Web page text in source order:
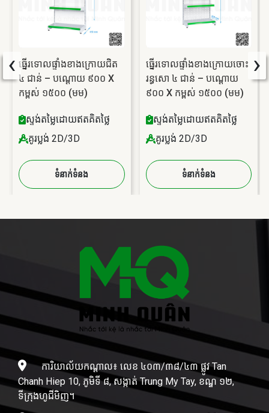
ធ្នើរទោលផ្ទាំងខាងក្រោយជិត
៤ ជាន់ – បណ្តោយ ៩០០ X
កម្ពស់ ១៥០០ (មម)
ស្ទង់តម្លៃដោយឥតគិតថ្លៃ
គូរប្លង់ 2D/3D
ទំនាក់ទំនង
ធ្នើរទោលផ្ទាំងខាងក្រោយចោះ
រន្ធសោ ៤ ជាន់ – បណ្តោយ
៩០០ X កម្ពស់ ១៥០០ (មម)
ស្ទង់តម្លៃដោយឥតគិតថ្លៃ
គូរប្លង់ 2D/3D
ទំនាក់ទំនង
‹ ›
ការិយាល័យកណ្តាល៖ លេខ ៤០៣/៣៨/៤៣ ផ្លូវ Tan
Chanh Hiep 10, ភូមិទី ៨, សង្កាត់ Trung My Tay, ខណ្ឌ ១២,
ទីក្រុងហូជីមិញ។